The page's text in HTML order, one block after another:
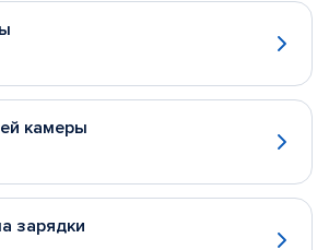
камеры
зарядки